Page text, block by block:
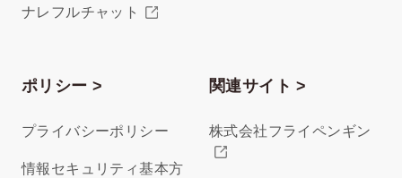
ナレフルチャット
ポリシー >
プライバシーポリシー
情報セキュリティ基本方
関連サイト >
株式会社フライペンギン